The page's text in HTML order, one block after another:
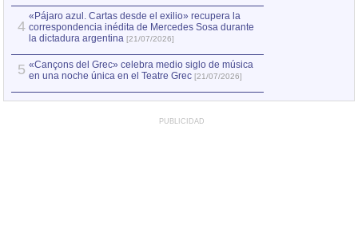
4
«Pájaro azul. Cartas desde el exilio» recupera la
correspondencia inédita de Mercedes Sosa durante
la dictadura argentina [21/07/2026]
5 «Cançons del Grec» celebra medio siglo de música
en una noche única en el Teatre Grec [21/07/2026]
PUBLICIDAD